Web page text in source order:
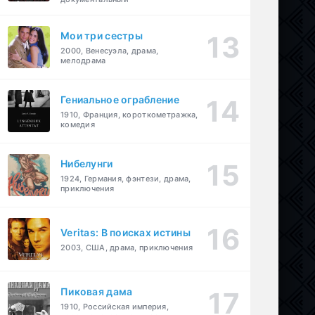
Мои три сестры
2000, Венесуэла, драма,
мелодрама
Гениальное ограбление
1910, Франция, короткометражка,
комедия
Нибелунги
1924, Германия, фэнтези, драма,
приключения
Veritas: В поисках истины
2003, США, драма, приключения
Пиковая дама
1910, Российская империя,